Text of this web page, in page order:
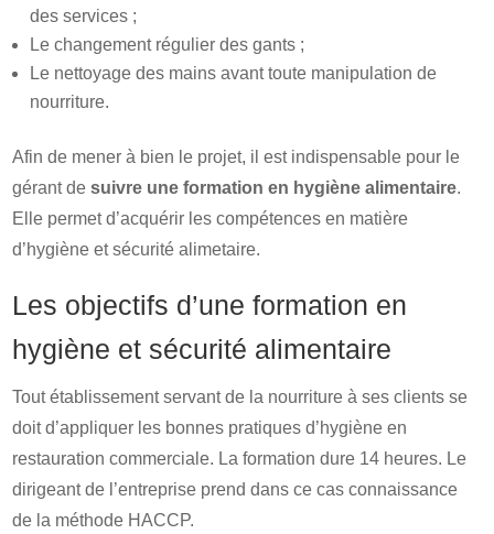
des services ;
Le changement régulier des gants ;
Le nettoyage des mains avant toute manipulation de
nourriture.
Afin de mener à bien le projet, il est indispensable pour le
gérant de suivre une formation en hygiène alimentaire.
Elle permet d’acquérir les compétences en matière
d’hygiène et sécurité alimetaire.
Les objectifs d’une formation en
hygiène et sécurité alimentaire
Tout établissement servant de la nourriture à ses clients se
doit d’appliquer les bonnes pratiques d’hygiène en
restauration commerciale. La formation dure 14 heures. Le
dirigeant de l’entreprise prend dans ce cas connaissance
de la méthode HACCP.